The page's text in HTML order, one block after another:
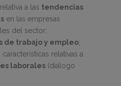
a las tendencias
en las empresas
del sector;
de trabajo y empleo;
relativas a
laborales (diálogo